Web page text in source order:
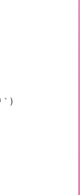
)